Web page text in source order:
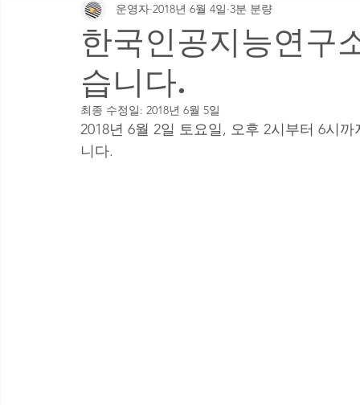
한국인공지능연구
습니다.
운영자 2018년 6월 4일 3분 분량
최종 수정일: 2018년 6월 5일
2018년 6월 2일 토요일, 오후 2시부터 6시
니다.